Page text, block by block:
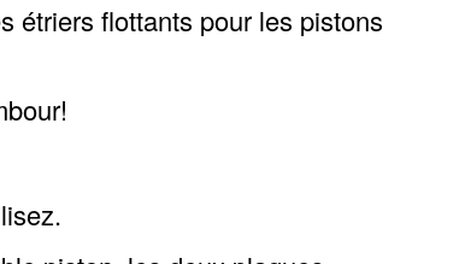
étriers flottants pour les pistons